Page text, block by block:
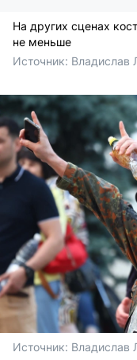
На других сценах
не меньше
Источник: Владислав
Источник: Владислав